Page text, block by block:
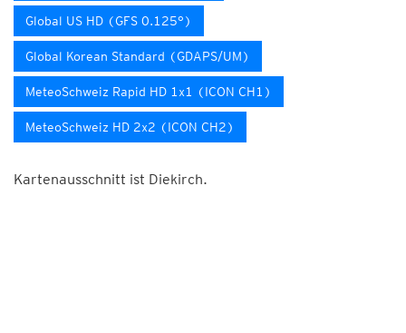
Global US HD (GFS 0.125°)
Global Korean Standard (GDAPS/UM)
MeteoSchweiz Rapid HD 1x1 (ICON CH1)
MeteoSchweiz HD 2x2 (ICON CH2)
Kartenausschnitt ist Diekirch.